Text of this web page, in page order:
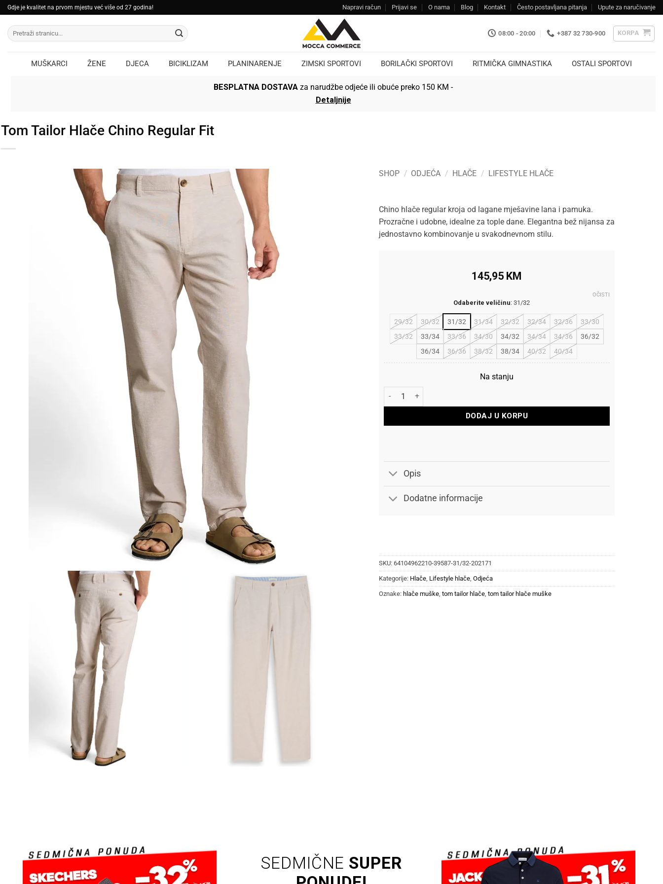
Skip
to
content
Gdje je kvalitet na prvom mjestu već više od 27 godina! Napravi račun Prijavi se O nama Blog Kontakt Često postavljana pitanja Upute za naručivanje
Pretraži:
08:00 - 20:00 +387 32 730-900 KORPA
MUŠKARCI ŽENE DJECA BICIKLIZAM PLANINARENJE ZIMSKI SPORTOVI BORILAČKI SPORTOVI RITMIČKA GIMNASTIKA OSTALI SPORTOVI
BESPLATNA DOSTAVA za narudžbe odjeće ili obuće preko 150 KM -
Detaljnije
Tom Tailor Hlače Chino Regular Fit
SHOP / ODJEĆA / HLAČE / LIFESTYLE HLAČE
Chino hlače regular kroja od lagane mješavine lana i pamuka.
Prozračne i udobne, idealne za tople dane. Elegantna bež nijansa za
jednostavno kombinovanje u svakodnevnom stilu.
145,95 KM
Odaberite veličinu:31/32
29/32 30/32 31/32 31/34 32/32 32/34 32/36
33/30
33/32
33/34 33/36 34/30 34/32 34/34 34/36
36/32
36/34
36/36 38/32 38/34 40/32 40/34
OČISTI
Na stanju
Tom Tailor Hlače Chino Regular Fit količina
DODAJ U KORPU
Opis
Dodatne informacije
SKU: 64104962210-39587-31/32-202171
Kategorije: Hlače, Lifestyle hlače, Odjeća
Oznake: hlače muške, tom tailor hlače, tom tailor hlače muške
SEDMIČNE SUPER